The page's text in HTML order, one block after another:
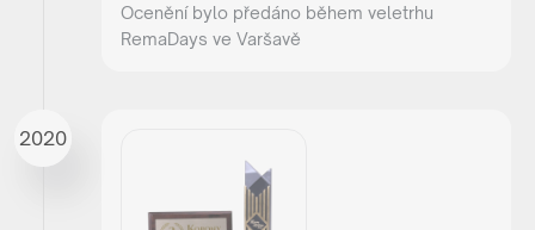
Ocenění bylo předáno během veletrhu
RemaDays ve Varšavě
2021
2020